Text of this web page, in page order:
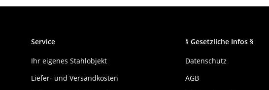
Service
Ihr eigenes Stahlobjekt
Liefer- und Versandkosten
§ Gesetzliche Infos §
Datenschutz
AGB